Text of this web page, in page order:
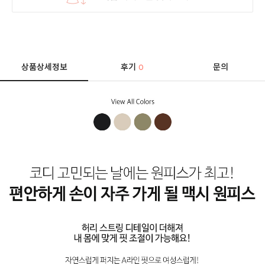
상품상세정보 후기0 문의